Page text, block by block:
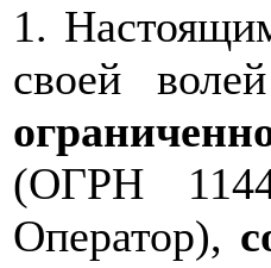
1.
своей
(ОГРН
Оператор),